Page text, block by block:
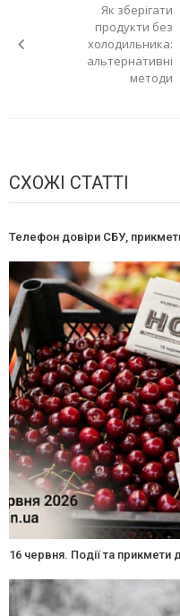
записівЯк зберігати
продукти без
холодильника:
альтернативні
методи
СХОЖІ СТАТТІ
Телефон довіри СБУ,
16 червня. Події та прикмети